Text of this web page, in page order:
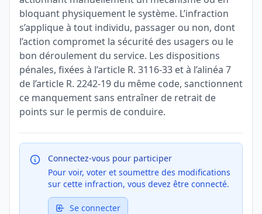
bloquant physiquement le système. L’infraction
s’applique à tout individu, passager ou non, dont
l’action compromet la sécurité des usagers ou le
bon déroulement du service. Les dispositions
pénales, fixées à l’article R. 3116-33 et à l’alinéa 7
de l’article R. 2242-19 du même code, sanctionnent
ce manquement sans entraîner de retrait de
points sur le permis de conduire.
Connectez-vous pour participer
Pour voir, voter et soumettre des modifications
sur cette infraction, vous devez être connecté.
Se connecter